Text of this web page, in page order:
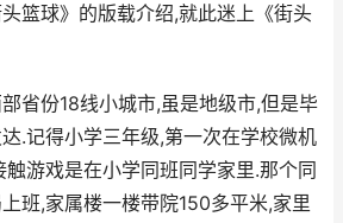
篮球》的版载介绍,就此迷上《街头
省份18线小城市,虽是地级市,但是毕
.记得小学三年级,第一次在学校微机
游戏是在小学同班同学家里.那个同
班,家属楼一楼带院150多平米,家里